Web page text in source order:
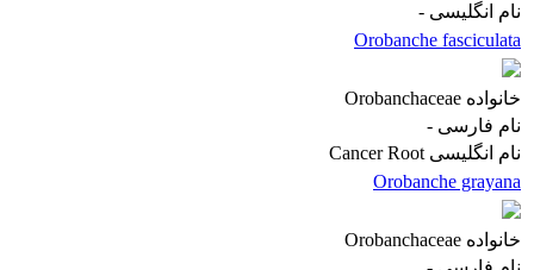
نام انگلیسی -
Orobanche fasciculata
خانوادهOrobanchaceae
نام فارسی -
نام انگلیسی Cancer Root
Orobanche grayana
خانوادهOrobanchaceae